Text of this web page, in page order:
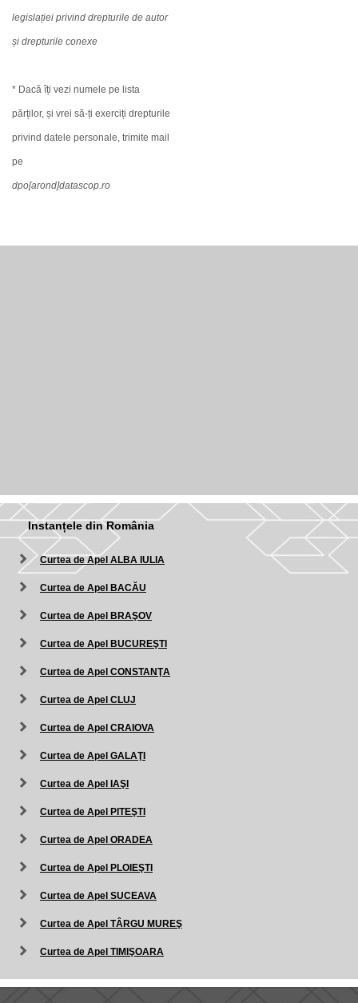
legislației privind drepturile de autor
și drepturile conexe
* Dacă îți vezi numele pe lista
părților, și vrei să-ți exerciți drepturile
privind datele personale, trimite mail
pe
dpo[arond]datascop.ro
Instanțele din România
Curtea de Apel ALBA IULIA
Curtea de Apel BACĂU
Curtea de Apel BRAŞOV
Curtea de Apel BUCUREŞTI
Curtea de Apel CONSTANŢA
Curtea de Apel CLUJ
Curtea de Apel CRAIOVA
Curtea de Apel GALAŢI
Curtea de Apel IAŞI
Curtea de Apel PITEŞTI
Curtea de Apel ORADEA
Curtea de Apel PLOIEŞTI
Curtea de Apel SUCEAVA
Curtea de Apel TÂRGU MUREŞ
Curtea de Apel TIMIŞOARA